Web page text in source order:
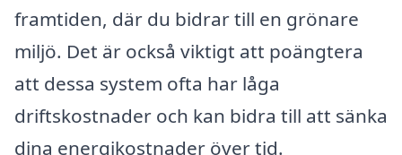
framtiden, där du bidrar till en grönare
miljö. Det är också viktigt att poängtera
att dessa system ofta har låga
driftskostnader och kan bidra till att sänka
dina energikostnader över tid.